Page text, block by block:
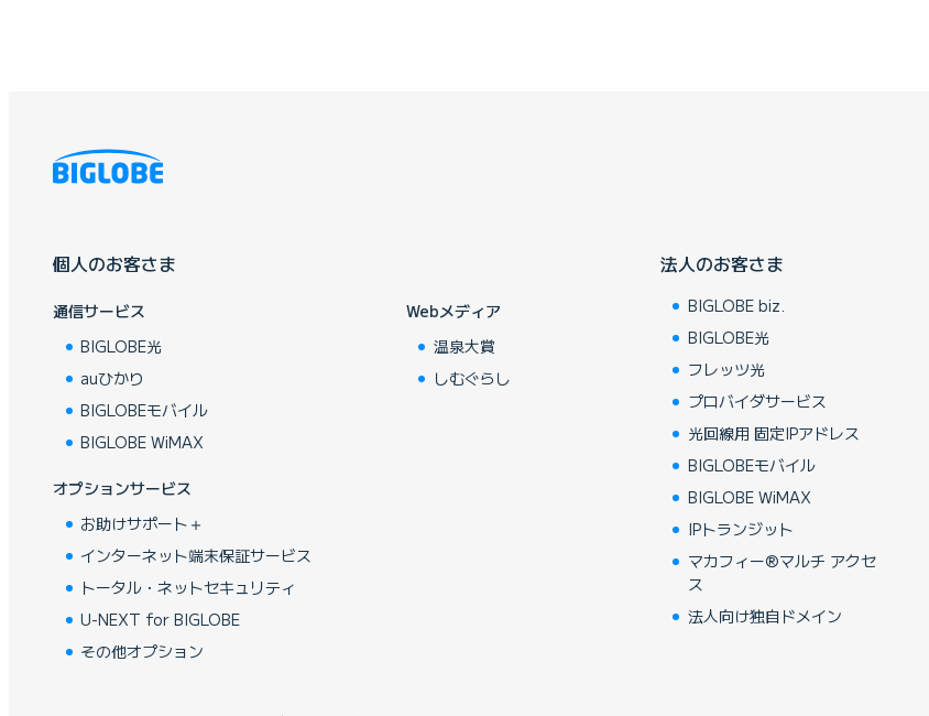
個人のお客さま
通信サービス
BIGLOBE光
auひかり
BIGLOBEモバイル
BIGLOBE WiMAX
オプションサービス
お助けサポート＋
インターネット端末保証サービス
トータル・ネットセキュリティ
U-NEXT for BIGLOBE
その他オプション
Webメディア
温泉大賞
しむぐらし
法人のお客さま
BIGLOBE biz.
BIGLOBE光
フレッツ光
プロバイダサービス
光回線用 固定IPアドレス
BIGLOBEモバイル
BIGLOBE WiMAX
IPトランジット
マカフィー®マルチ アクセ
ス
法人向け独自ドメイン